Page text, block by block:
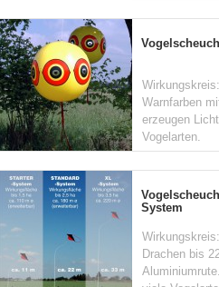
Warnfarben
erzeugen
Vogelarten.
System
Drachen bis